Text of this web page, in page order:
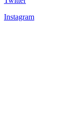
Instagram